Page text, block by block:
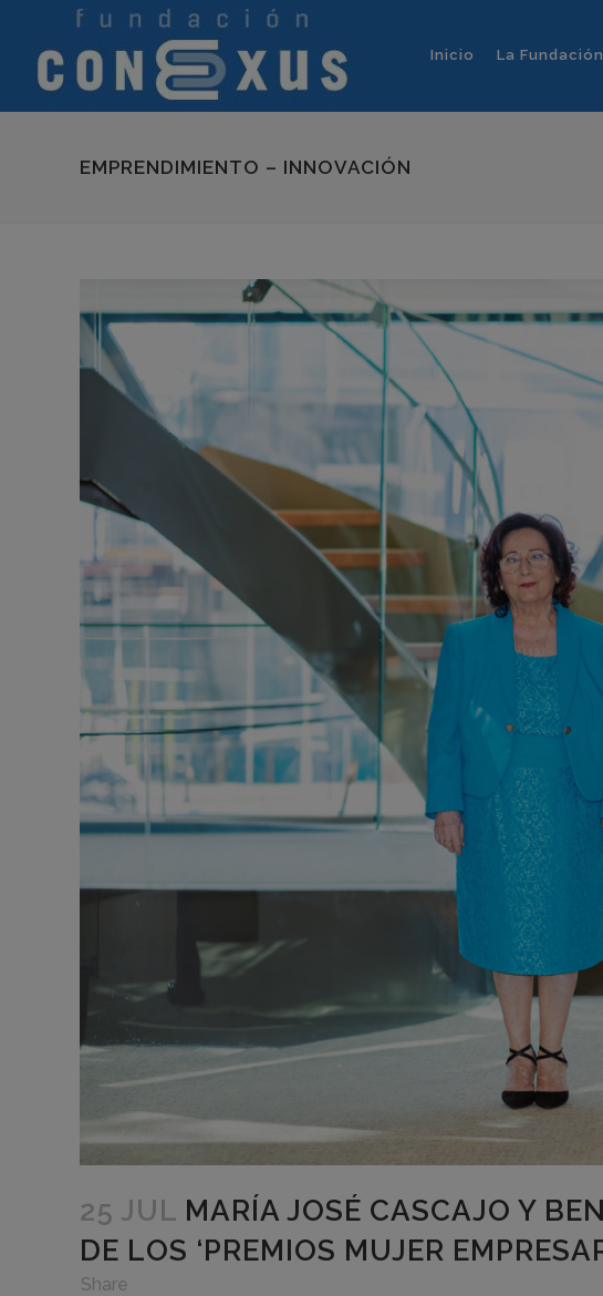
Inicio La Fundación
EMPRENDIMIENTO – INNOVACIÓN
25 JUL MARÍA JOSÉ CASCAJO Y
DE LOS ‘PREMIOS MUJER
Share